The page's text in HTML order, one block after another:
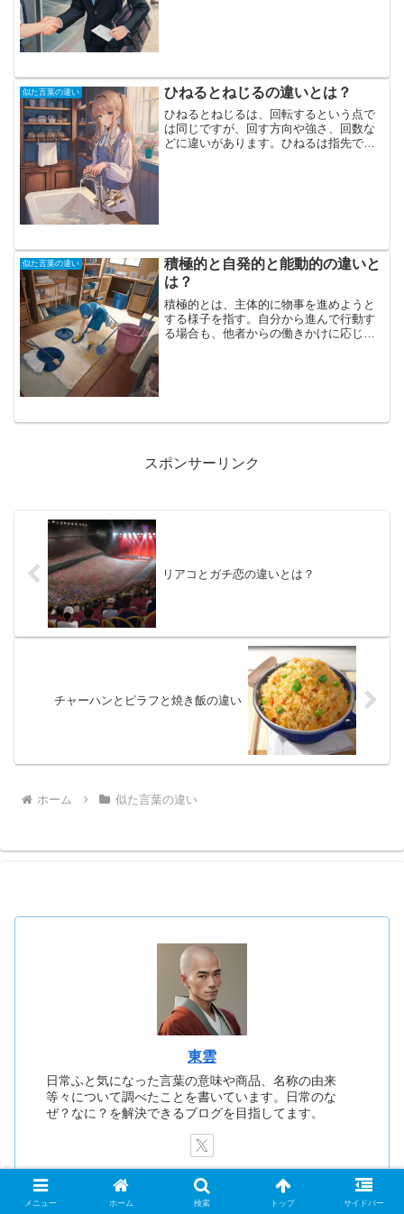
似た言葉の違い ひねるとねじるの違いとは？
ひねるとねじるは、回転するという点で
は同じですが、回す方向や強さ、回数な
どに違いがあります。ひねるは指先でつ
似た言葉の違い
積極的と自発的と能動的の違いと
は？
積極的とは、主体的に物事を進めようと
する様子を指す。自分から進んで行動す
る場合も、他者からの働きかけに応じて
スポンサーリンク
リアコとガチ恋の違いとは？
チャーハンとピラフと焼き飯の違い
ホーム 似た言葉の違い
東雲
日常ふと気になった言葉の意味や商品、名称の由来
等々について調べたことを書いています。日常のな
ぜ？なに？を解決できるブログを目指してます。
メニュー ホーム 検索 トップ サイドバー